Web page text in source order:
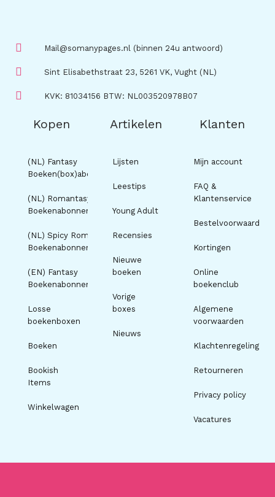
Mail@somanypages.nl (binnen 24u antwoord)
Sint Elisabethstraat 23, 5261 VK, Vught (NL)
KVK: 81034156 BTW: NL003520978B07
Kopen
(NL) Fantasy
Boeken(box)abonnement
(NL) Romantasy
Boekenabonnement
(NL) Spicy Romance
Boekenabonnement
(EN) Fantasy
Boekenabonnement
Losse
boekenboxen
Boeken
Bookish
Items
Winkelwagen
Artikelen
Lijsten
Leestips
Young Adult
Recensies
Nieuwe
boeken
Vorige
boxes
Nieuws
Klanten
Mijn account
FAQ &
Klantenservice
Bestelvoorwaarden
Kortingen
Online
boekenclub
Algemene
voorwaarden
Klachtenregeling
Retourneren
Privacy policy
Vacatures